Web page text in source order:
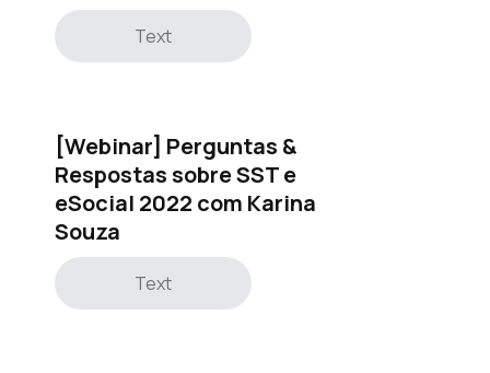
Text
[Webinar] Perguntas &
Respostas sobre SST e
eSocial 2022 com Karina
Souza
Text